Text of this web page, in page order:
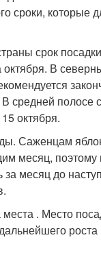
сроки, которые
срок
В
средней полосе
октября.
Саженцам
месяц, поэтому
за месяц до
. Место
роста